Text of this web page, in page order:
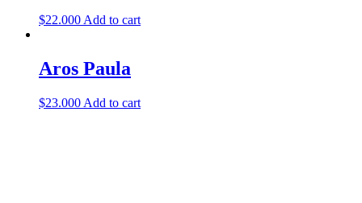
$22.000Add to cart
Aros Paula
$23.000 Add to cart